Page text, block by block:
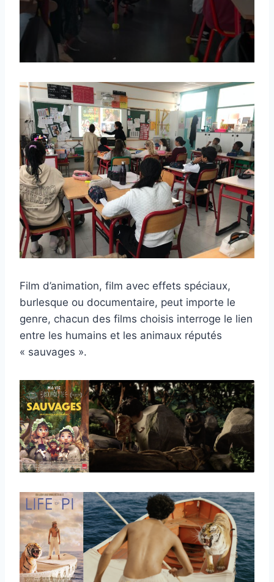
Film d’animation, film avec effets spéciaux,
burlesque ou documentaire, peut importe le
genre, chacun des films choisis interroge le lien
entre les humains et les animaux réputés
« sauvages ».